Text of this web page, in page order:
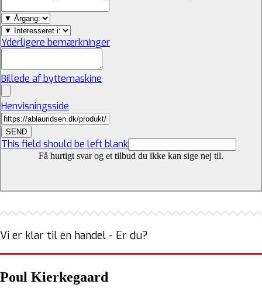
Yderligere bemærkninger
Billede af byttemaskine
Henvisningsside
SEND
This field should be left blank
Få hurtigt svar og et tilbud du ikke kan sige nej til.
Vi er klar til en handel - Er du?
Poul Kierkegaard